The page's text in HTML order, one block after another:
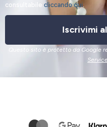
consultabile cliccando qui.
Iscrivimi
Questo sito è protetto da Google
Service